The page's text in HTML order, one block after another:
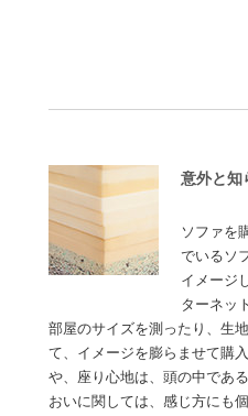
意外と知
ソファを
でいるソ
イメージ
ターネッ
部屋のサイズを測ったり、生
て、イメージを膨らませて購
や、座り心地は、頭の中であ
おいに関しては、感じ方にも